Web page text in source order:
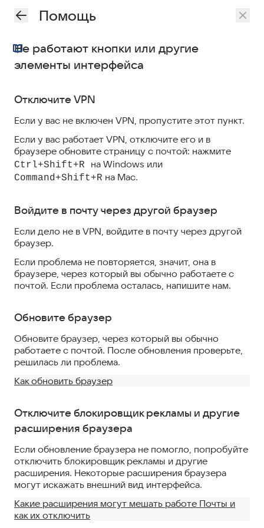
Помощь
Не работают кнопки или другие
элементы интерфейса
Отключите VPN
Если у вас не включен VPN, пропустите этот пункт.
Если у вас работает VPN, отключите его и в
браузере обновите страницу с почтой: нажмите
Ctrl+Shift+R на Windows или
Command+Shift+R на Mac.
Войдите в почту через другой браузер
Если дело не в VPN, войдите в почту через другой
браузер.
Если проблема не повторяется, значит, она в
браузере, через который вы обычно работаете с
почтой. Если проблема осталась, напишите нам.
Обновите браузер
Обновите браузер, через который вы обычно
работаете с почтой. После обновления проверьте,
решилась ли проблема.
Как обновить браузер
Отключите блокировщик рекламы и другие
расширения браузера
Если обновление браузера не помогло, попробуйте
отключить блокировщик рекламы и другие
расширения. Некоторые расширения браузера
могут искажать внешний вид интерфейса.
Какие расширения могут мешать работе Почты и
как их отключить